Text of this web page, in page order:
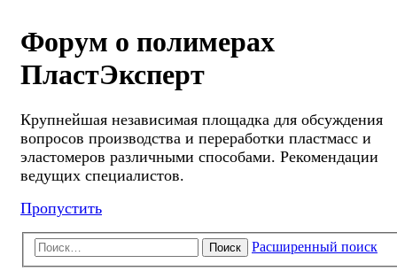
Форум о полимерах
ПластЭксперт
Крупнейшая независимая площадка для обсуждения
вопросов производства и переработки пластмасс и
эластомеров различными способами. Рекомендации
ведущих специалистов.
Пропустить
Поиск Расширенный поиск